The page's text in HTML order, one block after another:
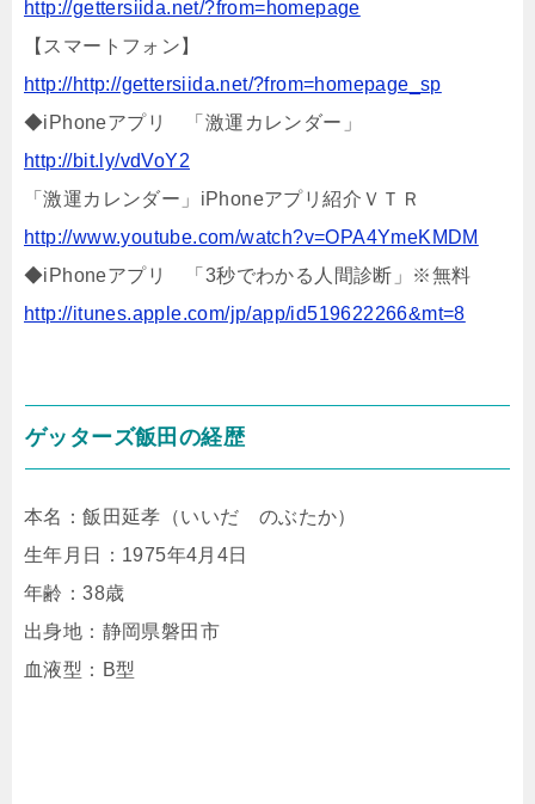
http://gettersiida.net/?from=homepage
【スマートフォン】
http://http://gettersiida.net/?from=homepage_sp
◆iPhoneアプリ 「激運カレンダー」
http://bit.ly/vdVoY2
「激運カレンダー」iPhoneアプリ紹介ＶＴＲ
http://www.youtube.com/watch?v=OPA4YmeKMDM
◆iPhoneアプリ 「3秒でわかる人間診断」※無料
http://itunes.apple.com/jp/app/id519622266&mt=8
ゲッターズ飯田の経歴
本名：飯田延孝（いいだ のぶたか）
生年月日：1975年4月4日
年齢：38歳
出身地：静岡県磐田市
血液型：B型